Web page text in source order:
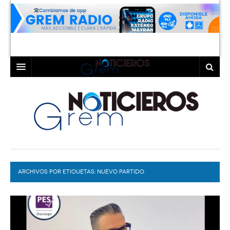
LAGUNA
TORREÓN
GÓMEZ PALACIO
LERDO
COAHUILA
DURANGO
DEPORTES
EXA
COLABORADORES
ARCHIVOS POR ETIQUETAS: NUEVO PARTIDO